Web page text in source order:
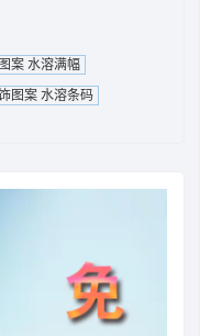
案 水溶满幅
图案 水溶条码